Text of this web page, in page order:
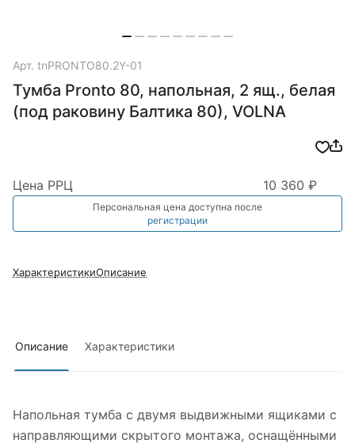
Арт. tnPRONTO80.2Y-01
Тумба Pronto 80, напольная, 2 ящ., белая
(под раковину Балтика 80), VOLNA
Цена РРЦ 10 360 ₽
Персональная цена доступна после
регистрации
ХарактеристикиОписание
Описание Характеристики
Напольная тумба с двумя выдвижными ящиками с
направляющими скрытого монтажа, оснащёнными